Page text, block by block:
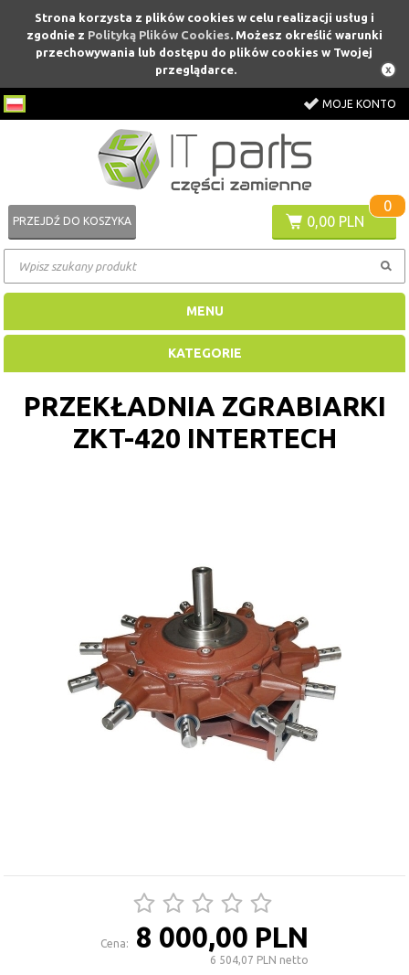
Strona korzysta z plików cookies w celu realizacji usług i
zgodnie z Polityką Plików Cookies. Możesz określić warunki
przechowywania lub dostępu do plików cookies w Twojej
przeglądarce.
MOJE KONTO
0,00 PLN
0
PRZEJDŹ DO KOSZYKA
MENU
KATEGORIE
PRZEKŁADNIA ZGRABIARKI
ZKT-420 INTERTECH
Cena: 8 000,00 PLN
6 504,07 PLN netto